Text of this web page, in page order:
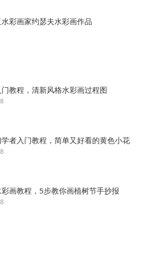
彩画家约瑟夫水彩画作品
教程，清新风格水彩画过程图
者入门教程，简单又好看的黄色小花
画教程，5步教你画植树节手抄报